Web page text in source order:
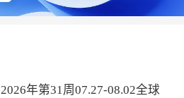
2026年第31周07.27-08.02全球